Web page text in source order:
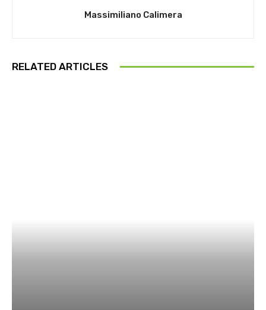
Massimiliano Calimera
RELATED ARTICLES